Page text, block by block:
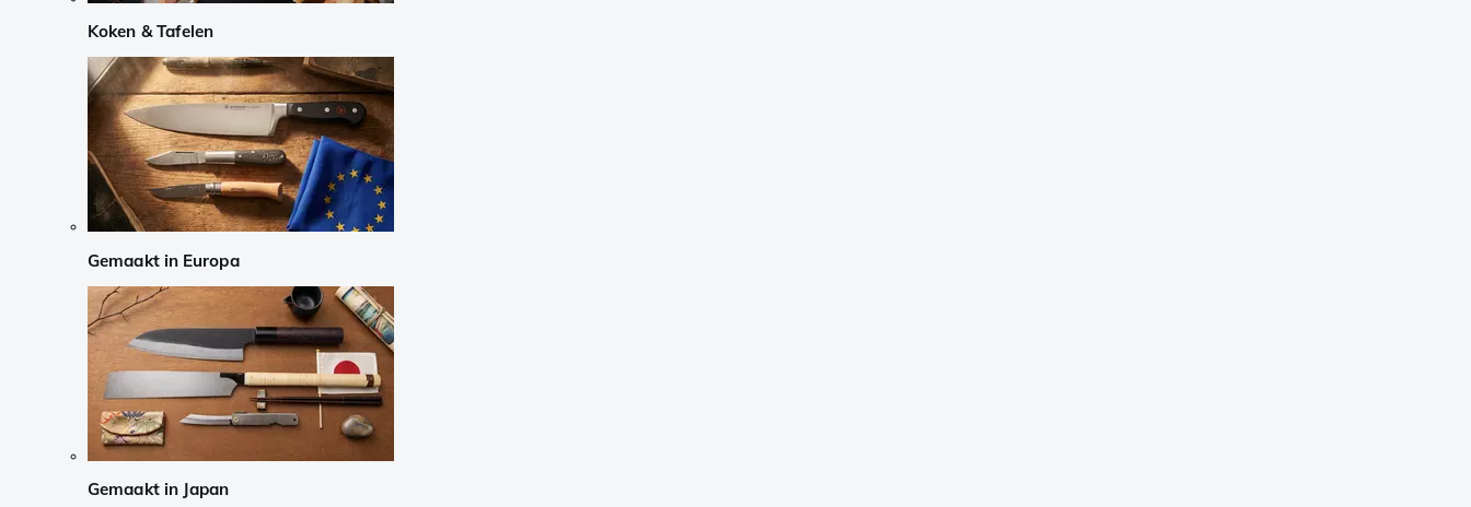
Koken & Tafelen
Gemaakt in Europa
Gemaakt in Japan